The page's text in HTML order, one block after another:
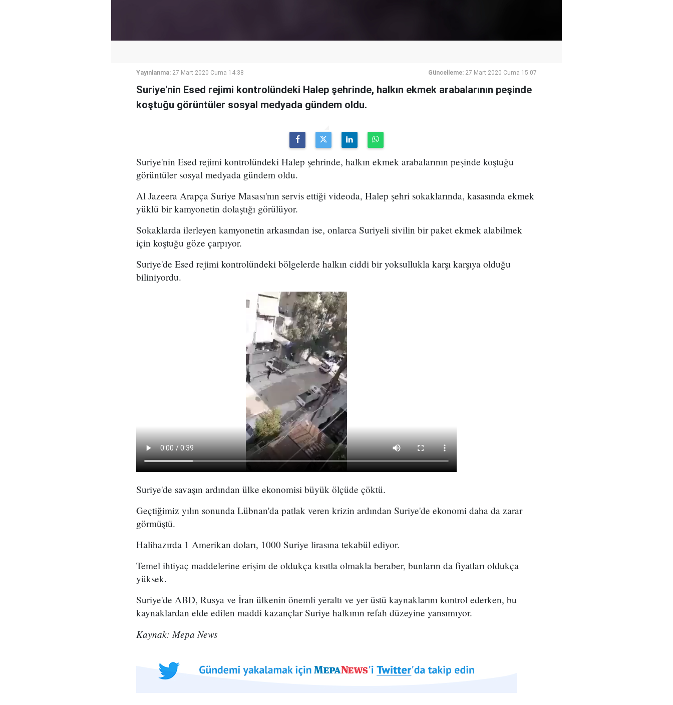
Yayınlanma: 27 Mart 2020 Cuma 14:38 Güncelleme: 27 Mart 2020 Cuma 15:07
Suriye'nin Esed rejimi kontrolündeki Halep şehrinde, halkın ekmek arabalarının peşinde
koştuğu görüntüler sosyal medyada gündem oldu.
Suriye'nin Esed rejimi kontrolündeki Halep şehrinde, halkın ekmek arabalarının peşinde koştuğu
görüntüler sosyal medyada gündem oldu.
Al Jazeera Arapça Suriye Masası'nın servis ettiği videoda, Halep şehri sokaklarında, kasasında ekmek
yüklü bir kamyonetin dolaştığı görülüyor.
Sokaklarda ilerleyen kamyonetin arkasından ise, onlarca Suriyeli sivilin bir paket ekmek alabilmek
için koştuğu göze çarpıyor.
Suriye'de Esed rejimi kontrolündeki bölgelerde halkın ciddi bir yoksullukla karşı karşıya olduğu
biliniyordu.
Suriye'de savaşın ardından ülke ekonomisi büyük ölçüde çöktü.
Geçtiğimiz yılın sonunda Lübnan'da patlak veren krizin ardından Suriye'de ekonomi daha da zarar
görmüştü.
Halihazırda 1 Amerikan doları, 1000 Suriye lirasına tekabül ediyor.
Temel ihtiyaç maddelerine erişim de oldukça kısıtla olmakla beraber, bunların da fiyatları oldukça
yüksek.
Suriye'de ABD, Rusya ve İran ülkenin önemli yeraltı ve yer üstü kaynaklarını kontrol ederken, bu
kaynaklardan elde edilen maddi kazançlar Suriye halkının refah düzeyine yansımıyor.
Kaynak: Mepa News